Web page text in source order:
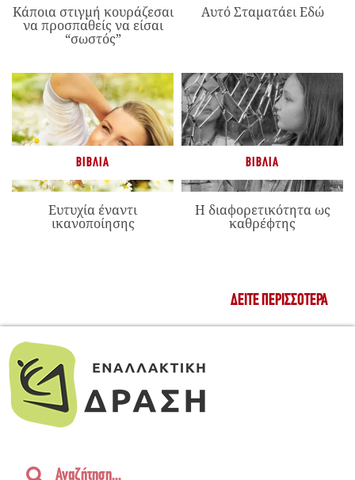
Κάποια στιγμή κουράζεσαι
να προσπαθείς να είσαι
“σωστός”
Αυτό Σταματάει Εδώ
ΒΙΒΛΊΑ
Ευτυχία έναντι
ικανοποίησης
ΒΙΒΛΊΑ
Η διαφορετικότητα ως
καθρέφτης
ΔΕΊΤΕ ΠΕΡΙΣΣΌΤΕΡΑ